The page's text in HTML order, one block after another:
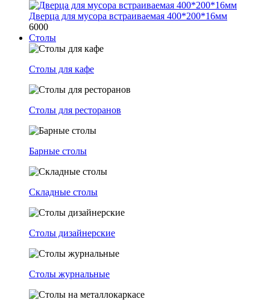
Дверца для мусора встраиваемая 400*200*16мм
6000
Столы
Столы для кафе
Столы для ресторанов
Барные столы
Складные столы
Столы дизайнерские
Столы журнальные